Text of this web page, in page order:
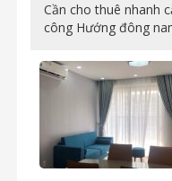
Cần cho thuê nhanh
công Hướng đông